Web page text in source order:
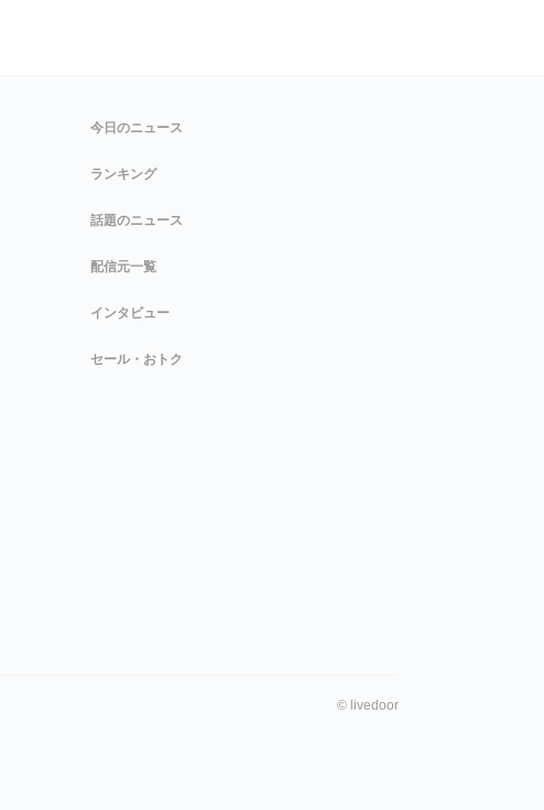
今日のニュース
ランキング
話題のニュース
配信元一覧
インタビュー
セール・おトク
© livedoor